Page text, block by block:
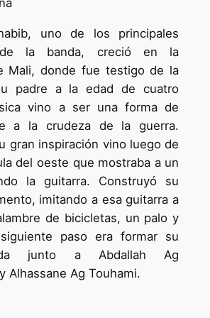
uno de los principales
de la banda, creció en la
Mali, donde fue testigo de la
padre a la edad de cuatro
vino a ser una forma de
a la crudeza de la guerra.
gran inspiración vino luego de
del oeste que mostraba a un
la guitarra. Construyó su
imitando a esa guitarra a
de bicicletas, un palo y
paso era formar su
junto a Abdallah Ag
Alhassane Ag Touhami.